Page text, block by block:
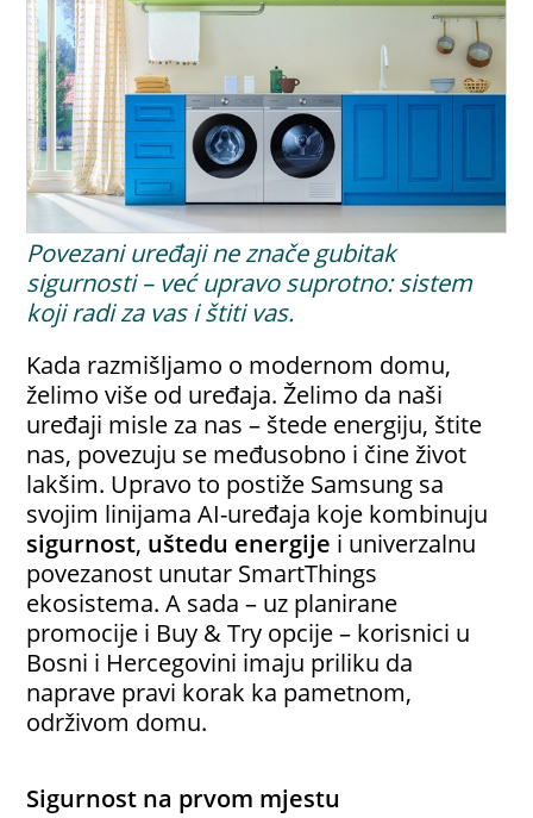
Povezani uređaji ne znače gubitak
sigurnosti – već upravo suprotno: sistem
koji radi za vas i štiti vas.
Kada razmišljamo o modernom domu,
želimo više od uređaja. Želimo da naši
uređaji misle za nas – štede energiju, štite
nas, povezuju se međusobno i čine život
lakšim. Upravo to postiže Samsung sa
svojim linijama AI-uređaja koje kombinuju
sigurnost, uštedu energije i univerzalnu
povezanost unutar SmartThings
ekosistema. A sada – uz planirane
promocije i Buy & Try opcije – korisnici u
Bosni i Hercegovini imaju priliku da
naprave pravi korak ka pametnom,
održivom domu.
Sigurnost na prvom mjestu